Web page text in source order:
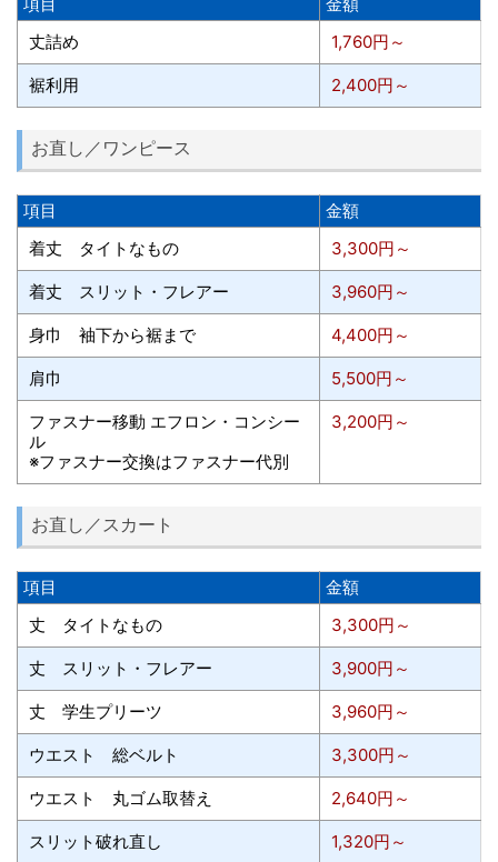
丈詰め
1,760円～
裾利用 2,400円～
お直し／ワンピース
項目
金額
着丈 タイトなもの
3,300円～
着丈 スリット・フレアー 3,960円～
身巾 袖下から裾まで 4,400円～
肩巾 5,500円～
ファスナー移動 エフロン・コンシー
ル
※ファスナー交換はファスナー代別
3,200円～
お直し／スカート
項目
金額
丈 タイトなもの
3,300円～
丈 スリット・フレアー 3,900円～
丈 学生プリーツ 3,960円～
ウエスト 総ベルト 3,300円～
ウエスト 丸ゴム取替え 2,640円～
スリット破れ直し 1,320円～